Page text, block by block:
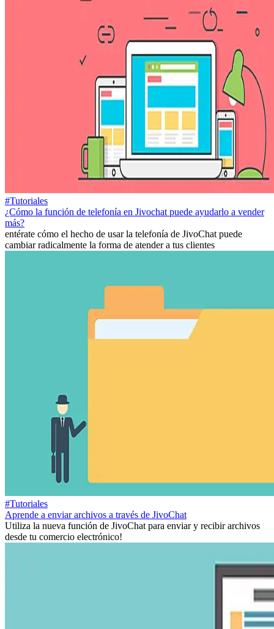
#Tutoriales
¿Cómo la función de telefonía en Jivochat puede ayudarlo a vender
más?
entérate cómo el hecho de usar la telefonía de JivoChat puede
cambiar radicalmente la forma de atender a tus clientes
#Tutoriales
Aprende a enviar archivos a través de JivoChat
Utiliza la nueva función de JivoChat para enviar y recibir archivos
desde tu comercio electrónico!